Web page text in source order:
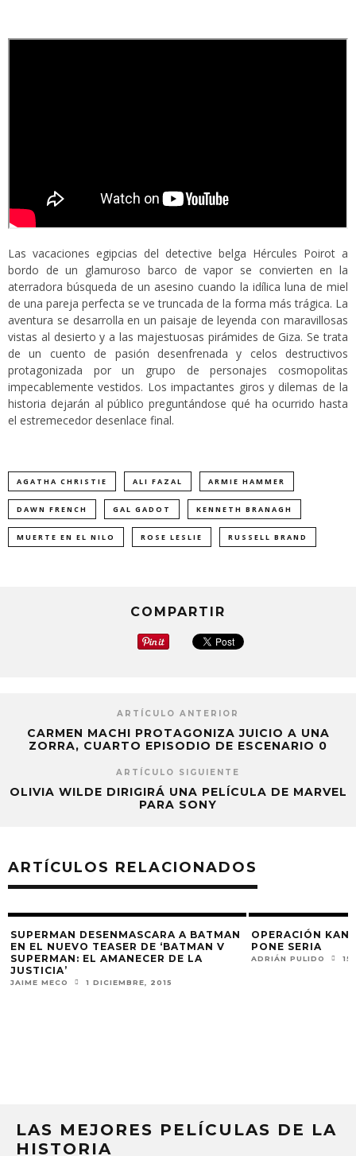
Las vacaciones egipcias del detective belga Hércules Poirot a
bordo de un glamuroso barco de vapor se convierten en la
aterradora búsqueda de un asesino cuando la idílica luna de miel
de una pareja perfecta se ve truncada de la forma más trágica. La
aventura se desarrolla en un paisaje de leyenda con maravillosas
vistas al desierto y a las majestuosas pirámides de Giza. Se trata
de un cuento de pasión desenfrenada y celos destructivos
protagonizada por un grupo de personajes cosmopolitas
impecablemente vestidos. Los impactantes giros y dilemas de la
historia dejarán al público preguntándose qué ha ocurrido hasta
el estremecedor desenlace final.
AGATHA CHRISTIE ALI FAZAL ARMIE HAMMER
DAWN FRENCH GAL GADOT KENNETH BRANAGH
MUERTE EN EL NILO ROSE LESLIE RUSSELL BRAND
COMPARTIR
ARTÍCULO ANTERIOR
CARMEN MACHI PROTAGONIZA JUICIO A UNA
ZORRA, CUARTO EPISODIO DE ESCENARIO 0
ARTÍCULO SIGUIENTE
OLIVIA WILDE DIRIGIRÁ UNA PELÍCULA DE MARVEL
PARA SONY
ARTÍCULOS RELACIONADOS
SUPERMAN DESENMASCARA A BATMAN
EN EL NUEVO TEASER DE ‘BATMAN V
SUPERMAN: EL AMANECER DE LA
JUSTICIA’
JAIME MECO 1 DICIEMBRE, 2015
OPERACIÓN
PONE SERIA
ADRIÁN PULIDO 15
LAS MEJORES PELÍCULAS DE LA
HISTORIA